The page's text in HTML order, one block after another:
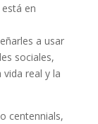
en
a usar
sociales,
real y la
centennials,